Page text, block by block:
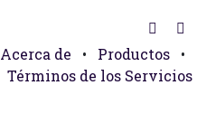
Acerca de • Productos
•
Términos de los Servicios